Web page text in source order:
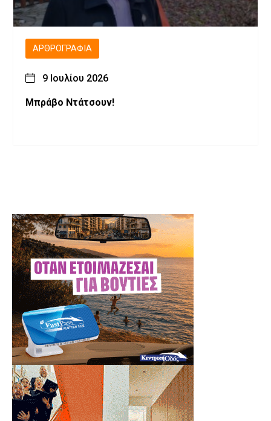
ΑΡΘΡΟΓΡΑΦΊΑ
9 Ιουλίου 2026
Μπράβο Ντάτσουν!